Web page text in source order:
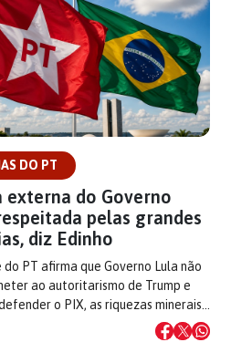
DO PT
externa do Governo
pelas grandes
diz Edinho
do PT afirma que Governo Lula não
ao autoritarismo de Trump e
o PIX, as riquezas minerais…